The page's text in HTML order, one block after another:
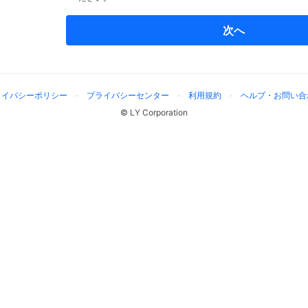
次へ
バシーポリシー プライバシーセンター 利用規約
ヘルプ・お問い
© LY Corporation